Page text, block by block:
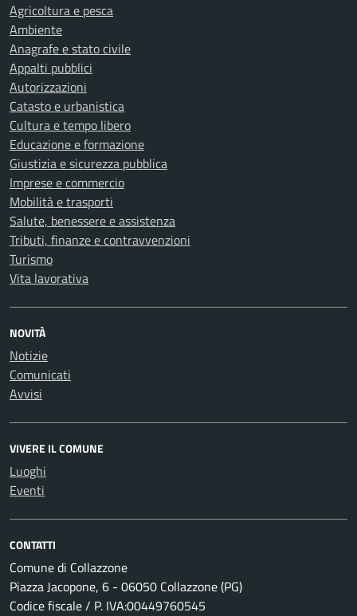
Agricoltura e pesca
Ambiente
Anagrafe e stato civile
Appalti pubblici
Autorizzazioni
Catasto e urbanistica
Cultura e tempo libero
Educazione e formazione
Giustizia e sicurezza pubblica
Imprese e commercio
Mobilità e trasporti
Salute, benessere e assistenza
Tributi, finanze e contravvenzioni
Turismo
Vita lavorativa
NOVITÀ
Notizie
Comunicati
Avvisi
VIVERE IL COMUNE
Luoghi
Eventi
CONTATTI
Comune di Collazzone
Piazza Jacopone, 6 - 06050 Collazzone (PG)
Codice fiscale / P. IVA:00449760545